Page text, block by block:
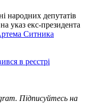
народних депутатів
указ екс-президента
Ситника
в реєстрі
Підписуйтесь на